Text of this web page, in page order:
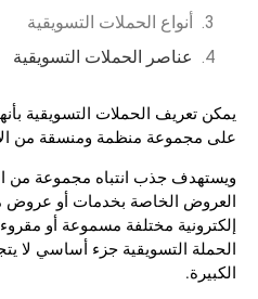
أنواع الحملات التسويقية
عناصر الحملات التسويقية
يمكنتعريف الحملات التسويقيةبأنها
على مجموعة منظمة ومنسقة من
ويستهدف جذب انتباه مجموعة من
العروض الخاصة بخدمات أو عروض
إلكترونية مختلفة مسموعة أو مقروءة
الحملة التسويقية جزء أساسي لا
الكبيرة.